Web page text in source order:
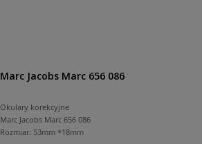
Marc Jacobs Marc 656 086
Okulary korekcyjne
Marc Jacobs Marc 656 086
Rozmiar: 53mm *18mm